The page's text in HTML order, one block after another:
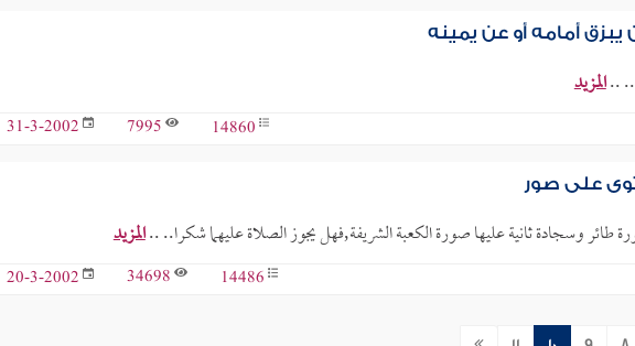
أمامه أو عن يمينه
..المزيد
14860
7995
31-3-2002
على صور
طائر وسجادة ثانية عليها صورة الكعبة الشريفة,فهل يجوز الصلاة عليهما شكرا.. ..المزيد
14486
34698
20-3-2002